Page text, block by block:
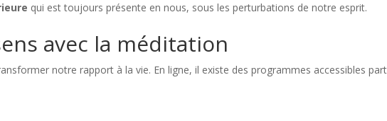
qui est toujours présente en nous, sous les perturbations de notre esprit.
avec la méditation
notre rapport à la vie. En ligne, il existe des programmes accessibles